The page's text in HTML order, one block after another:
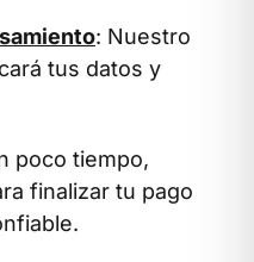
: Nuestro
tus datos y
poco tiempo,
finalizar tu pago